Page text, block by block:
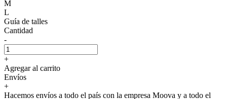
M
L
Guía de talles
Cantidad
-
+
Agregar al carrito
Envíos
+
Hacemos envíos a todo el país con la empresa Moova y a todo el